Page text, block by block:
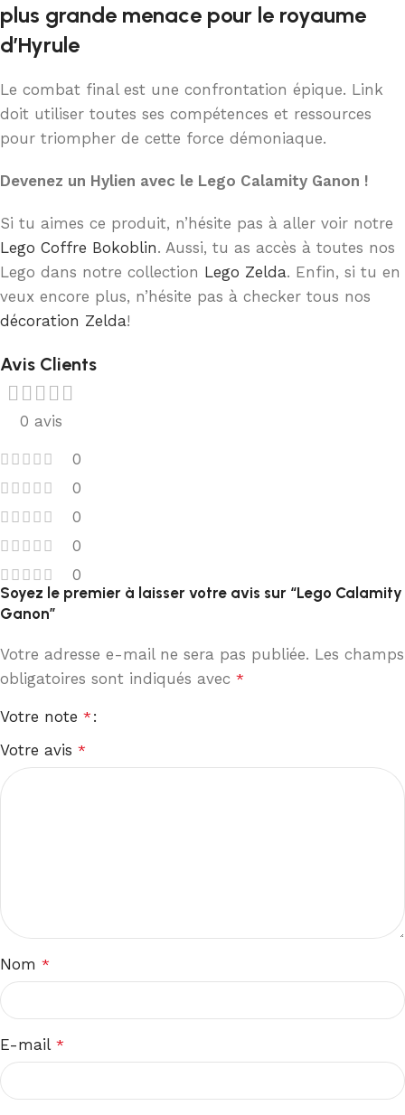
plus grande menace pour le royaume
d’Hyrule
Le combat final est une confrontation épique. Link
doit utiliser toutes ses compétences et ressources
pour triompher de cette force démoniaque.
Devenez un Hylien avec le Lego Calamity Ganon !
Si tu aimes ce produit, n’hésite pas à aller voir notre
Lego Coffre Bokoblin. Aussi, tu as accès à toutes nos
Lego dans notre collection Lego Zelda. Enfin, si tu en
veux encore plus, n’hésite pas à checker tous nos
décoration Zelda!
Avis Clients
0 avis
0
0
0
0
0
Soyez le premier à laisser votre avis sur “Lego Calamity
Ganon”
Votre adresse e-mail ne sera pas publiée. Les champs
obligatoires sont indiqués avec *
Votre note *
Votre avis *
Nom *
E-mail *